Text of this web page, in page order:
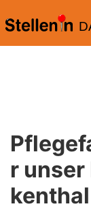
r unser
kenthal